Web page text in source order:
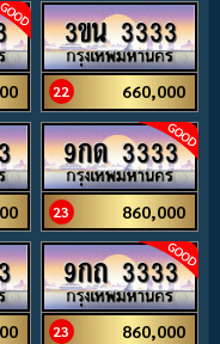
3ขน 3333
22 660,000
9กด 3333
23 860,000
9กถ 3333
23 860,000